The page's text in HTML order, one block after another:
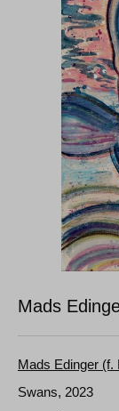
Mads
Mads Edinger (f.
Swans, 2023